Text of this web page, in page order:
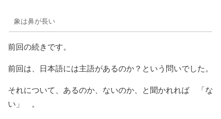
象は鼻が長い
前回の続きです。
前回は、日本語には主語があるのか？という問いでした。
それについて、あるのか、ないのか、と聞かれれば 「な
い」 。